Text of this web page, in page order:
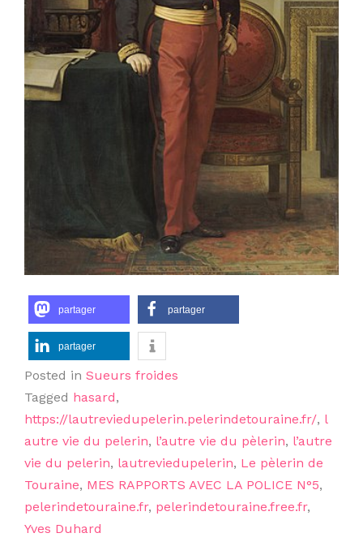
partager partager
partager
Posted in Sueurs froides
Tagged hasard,
https://lautreviedupelerin.pelerindetouraine.fr/, l
autre vie du pelerin, l’autre vie du pèlerin, l’autre
vie du pelerin, lautreviedupelerin, Le pèlerin de
Touraine, MES RAPPORTS AVEC LA POLICE N°5,
pelerindetouraine.fr, pelerindetouraine.free.fr,
Yves Duhard